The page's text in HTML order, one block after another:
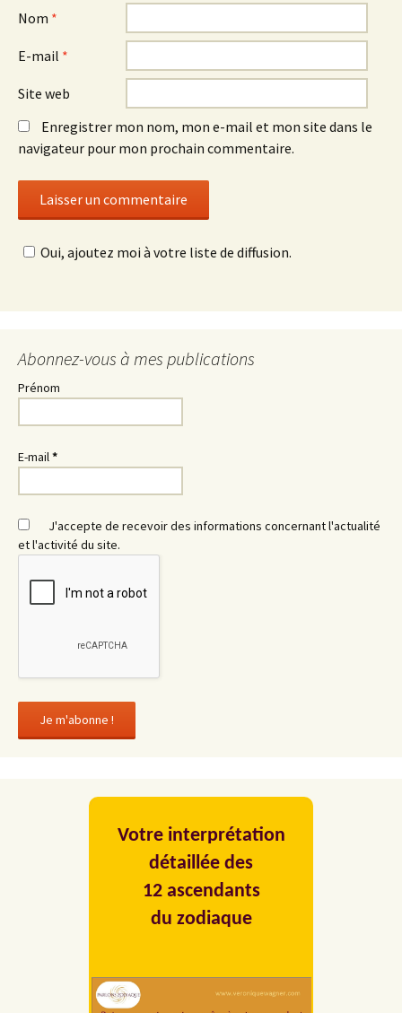
Nom *
E-mail *
Site web
Enregistrer mon nom, mon e-mail et mon site dans le
navigateur pour mon prochain commentaire.
Oui, ajoutez moi à votre liste de diffusion.
Abonnez-vous à mes publications
Prénom
E-mail*
J'accepte de recevoir des informations concernant l'actualité
et l'activité du site.
Votre interprétation
détaillée des
12 ascendants
du zodiaque